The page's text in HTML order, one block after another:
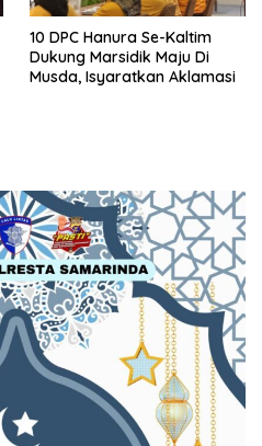
10 DPC Hanura Se-Kaltim
Dukung Marsidik Maju Di
Musda, Isyaratkan Aklamasi